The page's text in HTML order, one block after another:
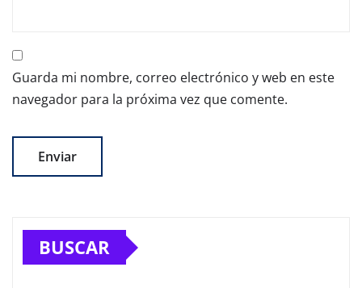
Guarda mi nombre, correo electrónico y web en este
navegador para la próxima vez que comente.
BUSCAR